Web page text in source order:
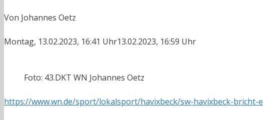
Von Johannes Oetz
Montag, 13.02.2023, 16:41 Uhr13.02.2023, 16:59 Uhr
Foto: 43.DKT WN Johannes Oetz
https://www.wn.de/sport/lokalsport/havixbeck/sw-havixbeck-bricht-